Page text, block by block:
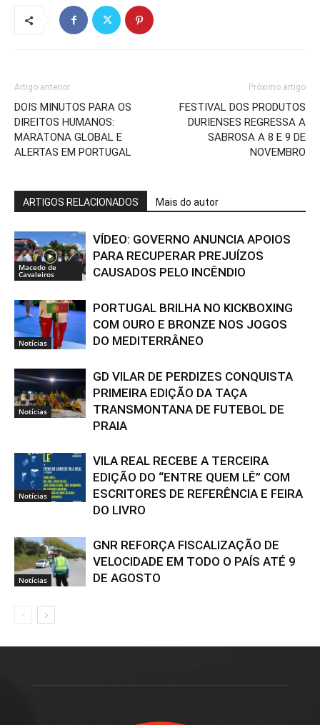
Artigo anterior
DOIS MINUTOS PARA OS
DIREITOS HUMANOS:
MARATONA GLOBAL E
ALERTAS EM PORTUGAL
Próximo artigo
FESTIVAL DOS PRODUTOS
DURIENSES REGRESSA A
SABROSA A 8 E 9 DE
NOVEMBRO
ARTIGOS RELACIONADOS Mais do autor
Macedo de
Cavaleiros
VÍDEO: GOVERNO ANUNCIA APOIOS
PARA RECUPERAR PREJUÍZOS
CAUSADOS PELO INCÊNDIO
Notícias
PORTUGAL BRILHA NO KICKBOXING
COM OURO E BRONZE NOS JOGOS
DO MEDITERRÂNEO
Notícias
GD VILAR DE PERDIZES CONQUISTA
PRIMEIRA EDIÇÃO DA TAÇA
TRANSMONTANA DE FUTEBOL DE
PRAIA
Notícias
VILA REAL RECEBE A TERCEIRA
EDIÇÃO DO “ENTRE QUEM LÊ” COM
ESCRITORES DE REFERÊNCIA E FEIRA
DO LIVRO
Notícias
GNR REFORÇA FISCALIZAÇÃO DE
VELOCIDADE EM TODO O PAÍS ATÉ 9
DE AGOSTO